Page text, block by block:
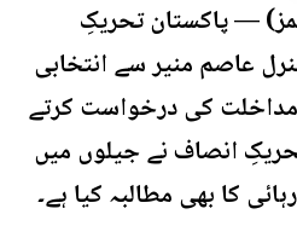
— پاکستان تحریکِ
عاصم منیر سے انتخابی
مداخلت کی درخواست کرتے
انصاف نے جیلوں میں
کا بھی مطالبہ کیا ہے۔